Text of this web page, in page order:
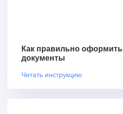
Как правильно
документы
Читать инструкцию